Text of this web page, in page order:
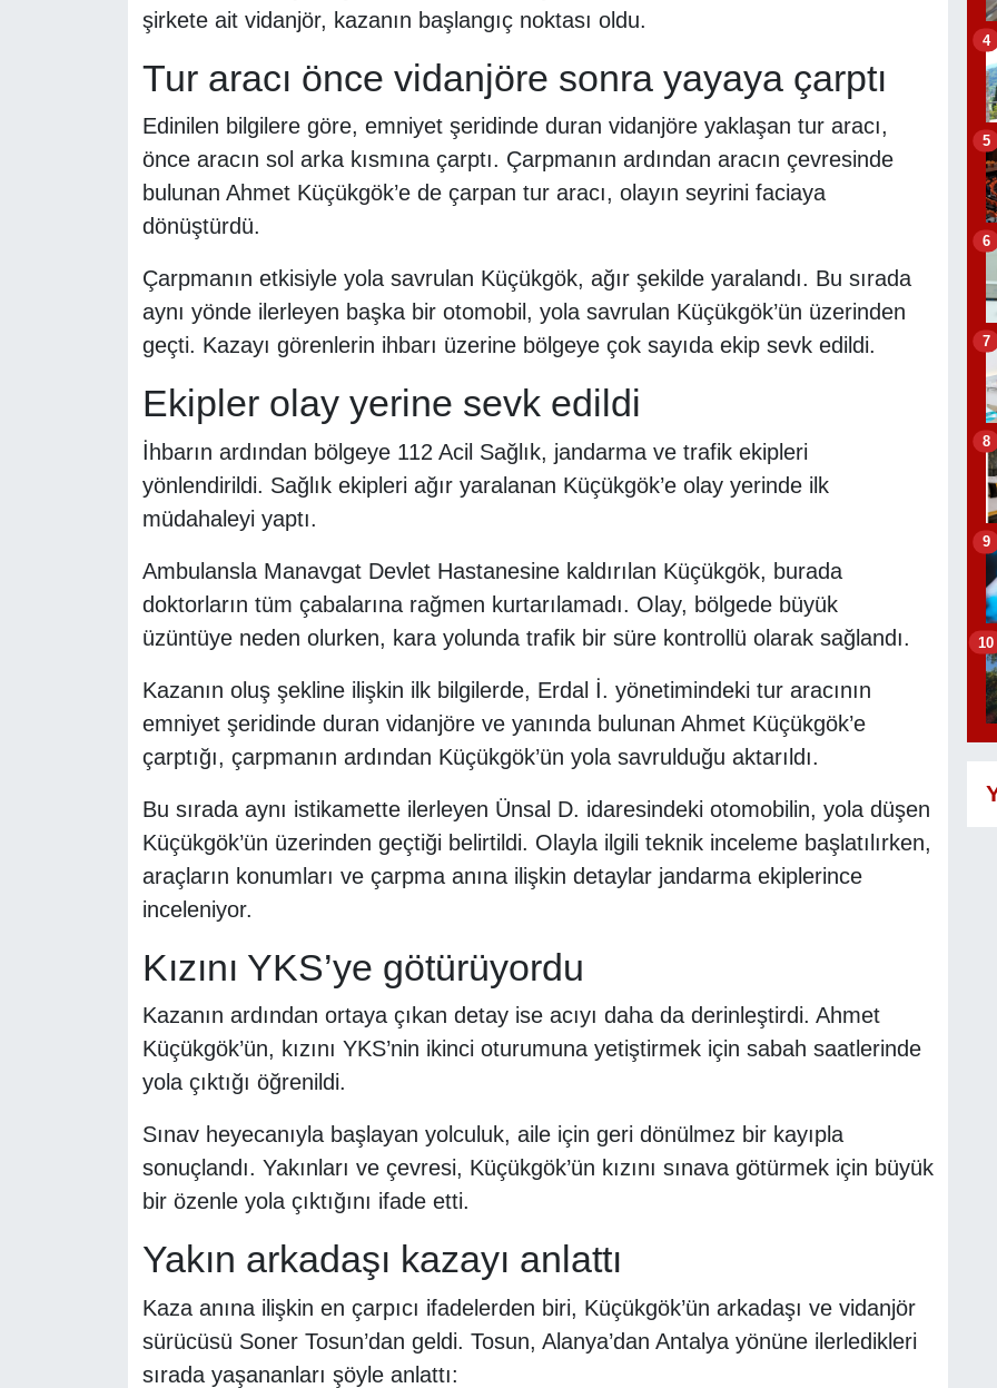
şirkete ait vidanjör, kazanın başlangıç noktası oldu.
Tur aracı önce vidanjöre sonra yayaya çarptı
Edinilen bilgilere göre, emniyet şeridinde duran vidanjöre yaklaşan tur aracı,
önce aracın sol arka kısmına çarptı. Çarpmanın ardından aracın çevresinde
bulunan Ahmet Küçükgök’e de çarpan tur aracı, olayın seyrini faciaya
dönüştürdü.
Çarpmanın etkisiyle yola savrulan Küçükgök, ağır şekilde yaralandı. Bu sırada
aynı yönde ilerleyen başka bir otomobil, yola savrulan Küçükgök’ün üzerinden
geçti. Kazayı görenlerin ihbarı üzerine bölgeye çok sayıda ekip sevk edildi.
Ekipler olay yerine sevk edildi
İhbarın ardından bölgeye 112 Acil Sağlık, jandarma ve trafik ekipleri
yönlendirildi. Sağlık ekipleri ağır yaralanan Küçükgök’e olay yerinde ilk
müdahaleyi yaptı.
Ambulansla Manavgat Devlet Hastanesine kaldırılan Küçükgök, burada
doktorların tüm çabalarına rağmen kurtarılamadı. Olay, bölgede büyük
üzüntüye neden olurken, kara yolunda trafik bir süre kontrollü olarak sağlandı.
Kazanın oluş şekline ilişkin ilk bilgilerde, Erdal İ. yönetimindeki tur aracının
emniyet şeridinde duran vidanjöre ve yanında bulunan Ahmet Küçükgök’e
çarptığı, çarpmanın ardından Küçükgök’ün yola savrulduğu aktarıldı.
Bu sırada aynı istikamette ilerleyen Ünsal D. idaresindeki otomobilin, yola düşen
Küçükgök’ün üzerinden geçtiği belirtildi. Olayla ilgili teknik inceleme başlatılırken,
araçların konumları ve çarpma anına ilişkin detaylar jandarma ekiplerince
inceleniyor.
Kızını YKS’ye götürüyordu
Kazanın ardından ortaya çıkan detay ise acıyı daha da derinleştirdi. Ahmet
Küçükgök’ün, kızını YKS’nin ikinci oturumuna yetiştirmek için sabah saatlerinde
yola çıktığı öğrenildi.
Sınav heyecanıyla başlayan yolculuk, aile için geri dönülmez bir kayıpla
sonuçlandı. Yakınları ve çevresi, Küçükgök’ün kızını sınava götürmek için büyük
bir özenle yola çıktığını ifade etti.
Yakın arkadaşı kazayı anlattı
Kaza anına ilişkin en çarpıcı ifadelerden biri, Küçükgök’ün arkadaşı ve vidanjör
sürücüsü Soner Tosun’dan geldi. Tosun, Alanya’dan Antalya yönüne ilerledikleri
sırada yaşananları şöyle anlattı:
4
5
6
7
8
9
10